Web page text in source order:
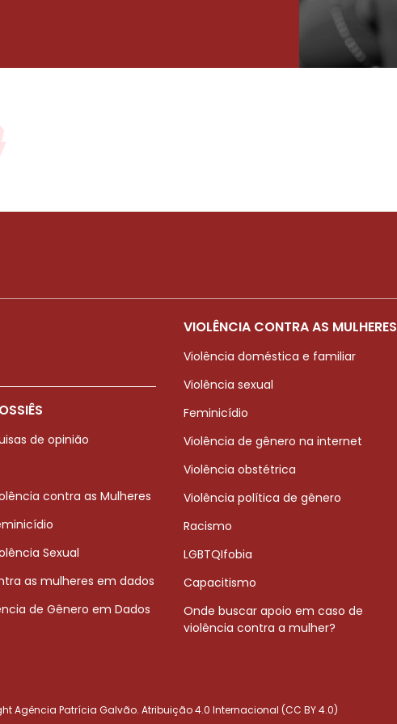
de opinião
contra as Mulheres
Sexual
as mulheres em dados
de Gênero em Dados
VIOLÊNCIA CONTRA AS MULHERES
Violência doméstica e familiar
Violência sexual
Feminicídio
Violência de gênero na internet
Violência obstétrica
Violência política de gênero
Racismo
LGBTQIfobia
Capacitismo
Onde buscar apoio em caso de
violência contra a mulher?
Agência Patrícia Galvão. Atribuição 4.0 Internacional (CC BY 4.0)